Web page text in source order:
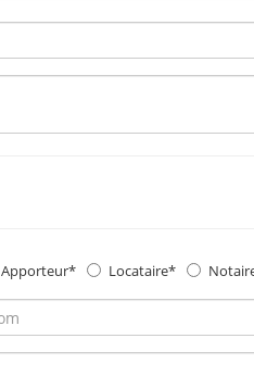
Apporteur Locataire